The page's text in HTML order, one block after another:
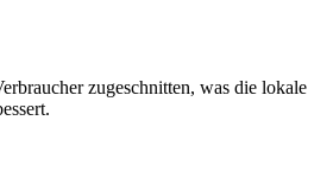
zugeschnitten, was die lokale